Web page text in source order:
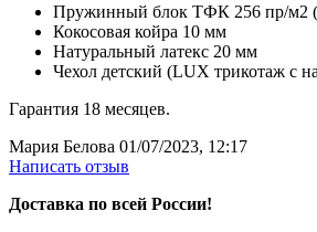
Пружинный блок ТФК 256 пр/м2
Кокосовая койра 10 мм
Натуральный латекс 20 мм
Чехол детский (LUX трикотаж с
Гарантия 18 месяцев.
Мария Белова 01/07/2023, 12:17
Написать отзыв
Доставка по всей России!